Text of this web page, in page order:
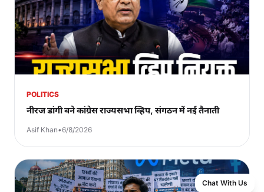
POLITICS
नीरज डांगी बने कांग्रेस राज्यसभा व्हिप, संगठन में नई तैनाती
Asif Khan•6/8/2026
Chat With Us